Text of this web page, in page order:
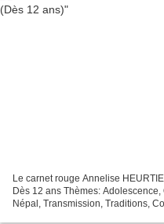
Le carnet rouge Annelise
Dès 12 ans Thèmes:
Népal, Transmission, Traditions,